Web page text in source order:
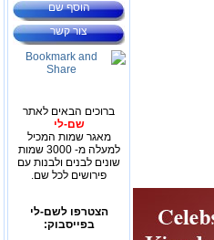
הוסף שם
צור קשר
ברוכים הבאים לאתר
שם-לי
מאגר שמות המכיל
למעלה מ- 3000 שמות
שונים לבנים ולבנות עם
פירושים לכל שם.
הצטרפו לשם-לי
בפייסבוק: